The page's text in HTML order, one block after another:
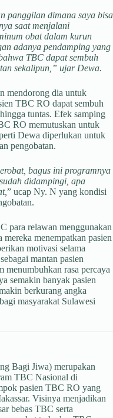
panggilan dimana saya bisa
saat menjalani
obat dalam kurun
adanya pendamping yang
TBC dapat sembuh
sekalipun,” ujar Dewa.
mendorong dia untuk
TBC RO dapat sembuh
tuntas. Efek samping
RO memutuskan untuk
Dewa diperlukan untuk
pengobatan.
bagus ini programnya
didampingi, apa
” ucap Ny. N yang kondisi
para relawan menggunakan
menempatkan pasien
motivasi selama
mantan pasien
menumbuhkan rasa percaya
semakin banyak pasien
berkurang angka
masyarakat Sulawesi
Bagi Jiwa) merupakan
TBC Nasional di
pasien TBC RO yang
Visinya menjadikan
bebas TBC serta